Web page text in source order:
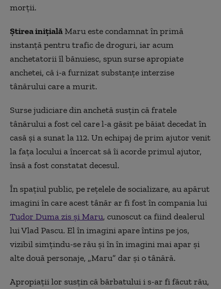
morţii.
Știrea inițialăMaru este condamnat în primă
instanță pentru trafic de droguri, iar acum
anchetatorii îl bănuiesc, spun surse apropiate
anchetei, că i-a furnizat substanțe interzise
tânărului care a murit.
Surse judiciare din anchetă susțin că fratele
tânărului a fost cel care l-a găsit pe băiat decedat în
casă și a sunat la 112. Un echipaj de prim ajutor venit
la fața locului a încercat să îi acorde primul ajutor,
însă a fost constatat decesul.
În spațiul public, pe rețelele de socializare, au apărut
imagini în care acest tânăr ar fi fost în compania lui
Tudor Duma zis și Maru, cunoscut ca fiind dealerul
lui Vlad Pascu. El în imagini apare întins pe jos,
vizibil simțindu-se rău și în în imagini mai apar și
alte două personaje, „Maru” dar și o tânără.
Apropiații lor susțin că bărbatului i s-ar fi făcut rău,